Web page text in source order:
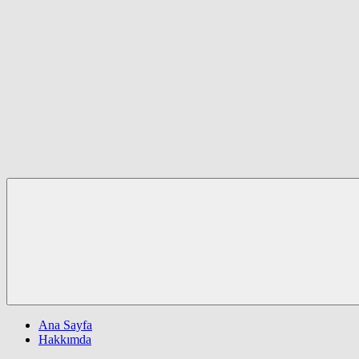
Ana Sayfa
Hakkımda